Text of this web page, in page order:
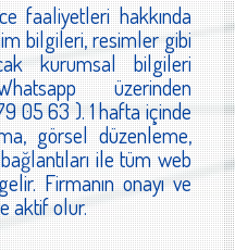
faaliyetleri hakkında
bilgileri, resimler gibi
kurumsal bilgileri
üzerinden
05 63 ). 1 hafta içinde
görsel düzenleme,
ile tüm web
Firmanın onayı ve
aktif olur.